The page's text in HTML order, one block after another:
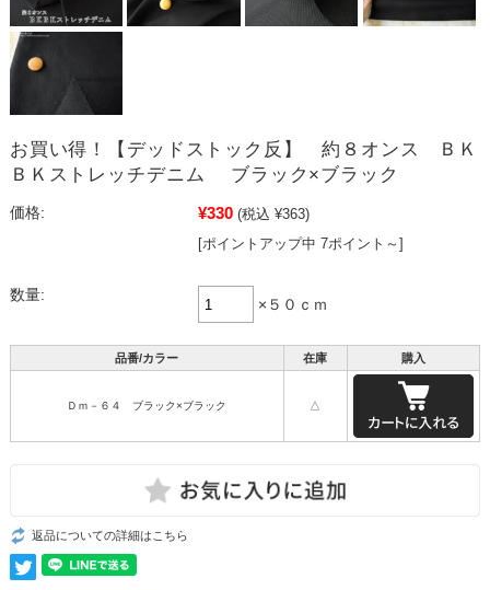
お買い得！【デッドストック反】 約８オンス ＢＫ
ＢＫストレッチデニム ブラック×ブラック
価格: ¥330 (税込 ¥363)
[ポイントアップ中 7ポイント～]
数量:
×５０ｃｍ
品番/カラー 在庫 購入
Ｄｍ－６４ ブラック×ブラック △
返品についての詳細はこちら